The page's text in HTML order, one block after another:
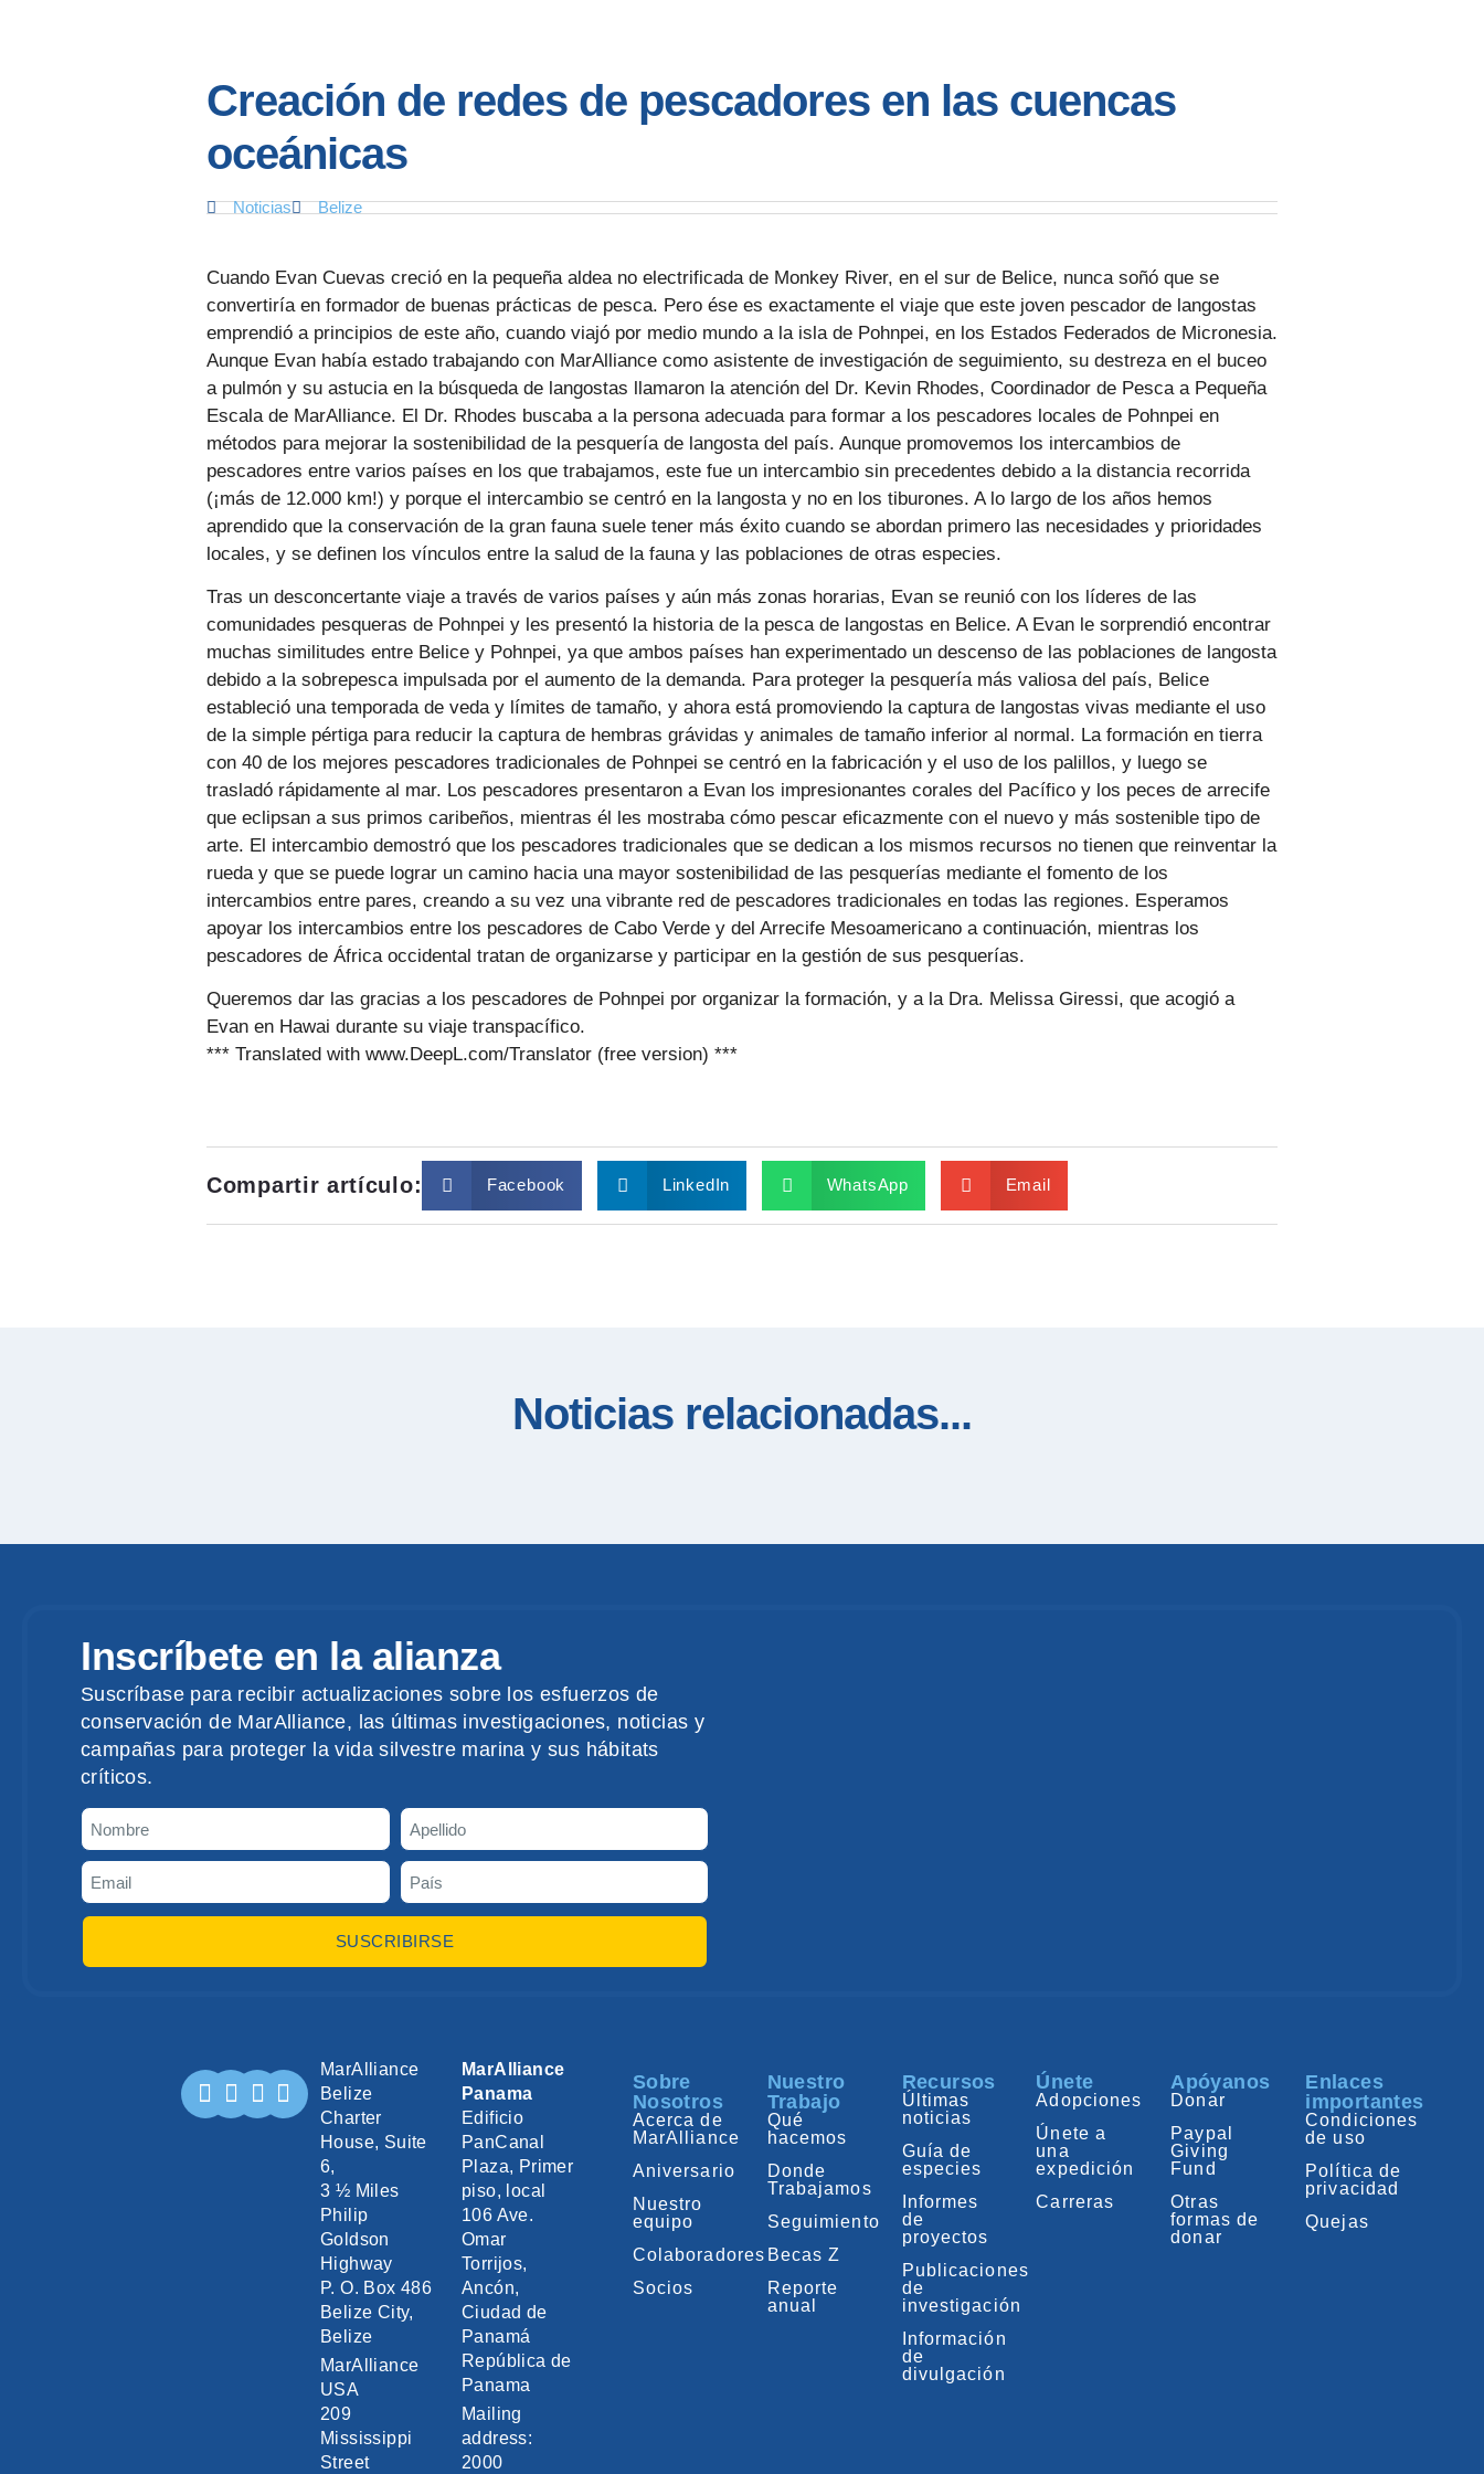
Creación de redes de pescadores en las cuencas
oceánicas
Noticias Belize
Cuando Evan Cuevas creció en la pequeña aldea no electrificada de Monkey River, en el sur de Belice, nunca soñó que se
convertiría en formador de buenas prácticas de pesca. Pero ése es exactamente el viaje que este joven pescador de langostas
emprendió a principios de este año, cuando viajó por medio mundo a la isla de Pohnpei, en los Estados Federados de Micronesia.
Aunque Evan había estado trabajando con MarAlliance como asistente de investigación de seguimiento, su destreza en el buceo
a pulmón y su astucia en la búsqueda de langostas llamaron la atención del Dr. Kevin Rhodes, Coordinador de Pesca a Pequeña
Escala de MarAlliance. El Dr. Rhodes buscaba a la persona adecuada para formar a los pescadores locales de Pohnpei en
métodos para mejorar la sostenibilidad de la pesquería de langosta del país. Aunque promovemos los intercambios de
pescadores entre varios países en los que trabajamos, este fue un intercambio sin precedentes debido a la distancia recorrida
(¡más de 12.000 km!) y porque el intercambio se centró en la langosta y no en los tiburones. A lo largo de los años hemos
aprendido que la conservación de la gran fauna suele tener más éxito cuando se abordan primero las necesidades y prioridades
locales, y se definen los vínculos entre la salud de la fauna y las poblaciones de otras especies.
Tras un desconcertante viaje a través de varios países y aún más zonas horarias, Evan se reunió con los líderes de las
comunidades pesqueras de Pohnpei y les presentó la historia de la pesca de langostas en Belice. A Evan le sorprendió encontrar
muchas similitudes entre Belice y Pohnpei, ya que ambos países han experimentado un descenso de las poblaciones de langosta
debido a la sobrepesca impulsada por el aumento de la demanda. Para proteger la pesquería más valiosa del país, Belice
estableció una temporada de veda y límites de tamaño, y ahora está promoviendo la captura de langostas vivas mediante el uso
de la simple pértiga para reducir la captura de hembras grávidas y animales de tamaño inferior al normal. La formación en tierra
con 40 de los mejores pescadores tradicionales de Pohnpei se centró en la fabricación y el uso de los palillos, y luego se
trasladó rápidamente al mar. Los pescadores presentaron a Evan los impresionantes corales del Pacífico y los peces de arrecife
que eclipsan a sus primos caribeños, mientras él les mostraba cómo pescar eficazmente con el nuevo y más sostenible tipo de
arte. El intercambio demostró que los pescadores tradicionales que se dedican a los mismos recursos no tienen que reinventar la
rueda y que se puede lograr un camino hacia una mayor sostenibilidad de las pesquerías mediante el fomento de los
intercambios entre pares, creando a su vez una vibrante red de pescadores tradicionales en todas las regiones. Esperamos
apoyar los intercambios entre los pescadores de Cabo Verde y del Arrecife Mesoamericano a continuación, mientras los
pescadores de África occidental tratan de organizarse y participar en la gestión de sus pesquerías.
Queremos dar las gracias a los pescadores de Pohnpei por organizar la formación, y a la Dra. Melissa Giressi, que acogió a
Evan en Hawai durante su viaje transpacífico.
*** Translated with www.DeepL.com/Translator (free version) ***
Compartir artículo: Facebook LinkedIn WhatsApp Email
Noticias relacionadas...
Inscríbete en la alianza
Suscríbase para recibir actualizaciones sobre los esfuerzos de
conservación de MarAlliance, las últimas investigaciones, noticias y
campañas para proteger la vida silvestre marina y sus hábitats
críticos.
SUSCRIBIRSE
MarAlliance
Belize
Charter
House, Suite
6,
3 ½ Miles
Philip
Goldson
Highway
P. O. Box 486
Belize City,
Belize
MarAlliance
USA
209
Mississippi
Street
MarAlliance
Panama
Edificio
PanCanal
Plaza, Primer
piso, local
106 Ave.
Omar
Torrijos,
Ancón,
Ciudad de
Panamá
República de
Panama
Mailing
address:
2000
Sobre
Nosotros
Acerca de
MarAlliance
Aniversario
Nuestro
equipo
Colaboradores
Socios
Nuestro
Trabajo
Qué
hacemos
Donde
Trabajamos
Seguimiento
Becas Z
Reporte
anual
Recursos
Últimas
noticias
Guía de
especies
Informes
de
proyectos
Publicaciones
de
investigación
Información
de
divulgación
Únete
Adopciones
Únete a
una
expedición
Carreras
Apóyanos
Donar
Paypal
Giving
Fund
Otras
formas de
donar
Enlaces
importantes
Condiciones
de uso
Política de
privacidad
Quejas